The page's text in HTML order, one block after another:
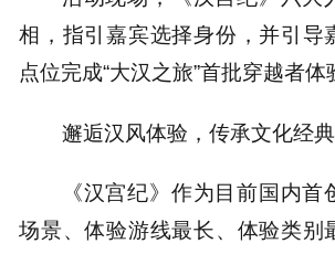
相，指引嘉宾选择身份，并引导
点位完成“大汉之旅”首批穿越者体
邂逅汉风体验，传承文化经典
《汉宫纪》作为目前国内首
场景、体验游线最长、体验类别